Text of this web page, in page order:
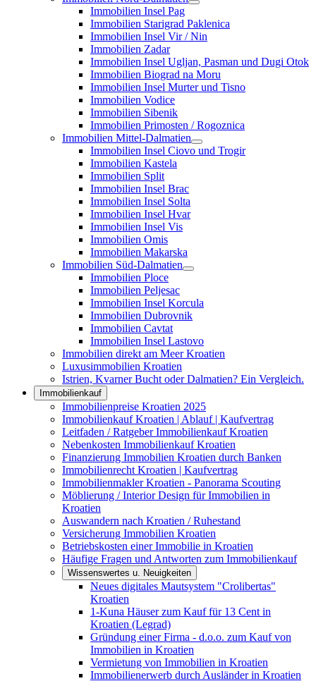
Immobilien Insel Pag
Immobilien Starigrad Paklenica
Immobilien Insel Vir / Nin
Immobilien Zadar
Immobilien Insel Ugljan, Pasman und Dugi Otok
Immobilien Biograd na Moru
Immobilien Insel Murter und Tisno
Immobilien Vodice
Immobilien Sibenik
Immobilien Primosten / Rogoznica
Immobilien Mittel-Dalmatien
Immobilien Insel Ciovo und Trogir
Immobilien Kastela
Immobilien Split
Immobilien Insel Brac
Immobilien Insel Solta
Immobilien Insel Hvar
Immobilien Insel Vis
Immobilien Omis
Immobilien Makarska
Immobilien Süd-Dalmatien
Immobilien Ploce
Immobilien Peljesac
Immobilien Insel Korcula
Immobilien Dubrovnik
Immobilien Cavtat
Immobilien Insel Lastovo
Immobilien direkt am Meer Kroatien
Luxusimmobilien Kroatien
Istrien, Kvarner Bucht oder Dalmatien? Ein Vergleich.
Immobilienkauf
Immobilienpreise Kroatien 2025
Immobilienkauf Kroatien | Ablauf | Kaufvertrag
Leitfaden / Ratgeber Immobilienkauf Kroatien
Nebenkosten Immobilienkauf Kroatien
Finanzierung Immobilien Kroatien durch Banken
Immobilienrecht Kroatien | Kaufvertrag
Immobilienmakler Kroatien - Panorama Scouting
Möblierung / Interior Design für Immobilien in
Kroatien
Auswandern nach Kroatien / Ruhestand
Versicherung Immobilien Kroatien
Betriebskosten einer Immobilie in Kroatien
Häufige Fragen und Antworten zum Immobilienkauf
Wissenswertes u. Neuigkeiten
Neues digitales Mautsystem "Crolibertas"
Kroatien
1-Kuna Häuser zum Kauf für 13 Cent in
Kroatien (Legrad)
Gründung einer Firma - d.o.o. zum Kauf von
Immobilien in Kroatien
Vermietung von Immobilien in Kroatien
Immobilienerwerb durch Ausländer in Kroatien